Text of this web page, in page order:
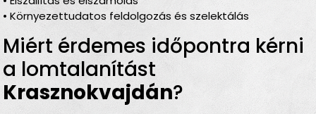
• Környezettudatos feldolgozás és szelektálás
Miért érdemes időpontra kérni
a lomtalanítást
Krasznokvajdán?